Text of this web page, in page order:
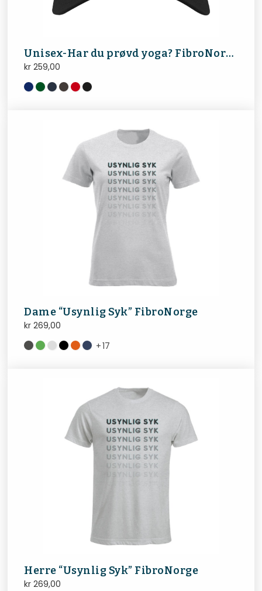
Unisex-Har du prøvd yoga? FibroNorge
kr 259,00
Dame “Usynlig Syk” FibroNorge
kr 269,00
+17
Herre “Usynlig Syk” FibroNorge
kr 269,00